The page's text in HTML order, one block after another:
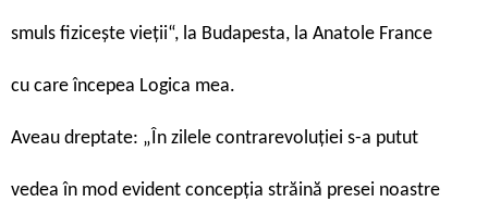
smuls fizicește vieții“, la Budapesta, la Anatole France
cu care începea Logica mea.
Aveau dreptate: „În zilele contrarevoluției s-a putut
vedea în mod evident concepția străină presei noastre